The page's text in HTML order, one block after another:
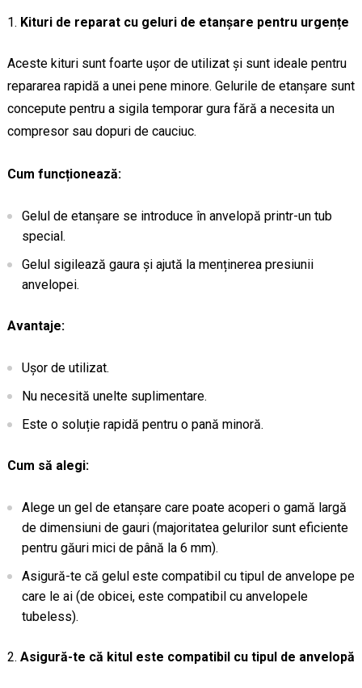
Kituri de reparat cu geluri de etanșare pentru urgențe
Aceste kituri sunt foarte ușor de utilizat și sunt ideale pentru
repararea rapidă a unei pene minore. Gelurile de etanșare sunt
concepute pentru a sigila temporar gura fără a necesita un
compresor sau dopuri de cauciuc.
Cum funcționează:
Gelul de etanșare se introduce în anvelopă printr-un tub
special.
Gelul sigilează gaura și ajută la menținerea presiunii
anvelopei.
Avantaje:
Ușor de utilizat.
Nu necesită unelte suplimentare.
Este o soluție rapidă pentru o pană minoră.
Cum să alegi:
Alege un gel de etanșare care poate acoperi o gamă largă
de dimensiuni de gauri (majoritatea gelurilor sunt eficiente
pentru găuri mici de până la 6 mm).
Asigură-te că gelul este compatibil cu tipul de anvelope pe
care le ai (de obicei, este compatibil cu anvelopele
tubeless).
Asigură-te că kitul este compatibil cu tipul de anvelopă